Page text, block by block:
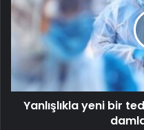
Yanlışlıkla yeni bir